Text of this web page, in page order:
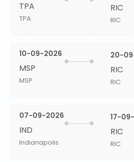
TPA
TPA
RIC
RIC
10-09-2026
MSP
MSP
20-
RIC
RIC
07-09-2026
IND
Indianapolis
17-
RIC
RIC